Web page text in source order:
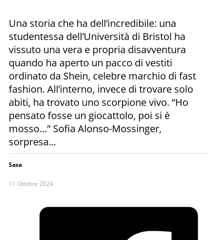
Una storia che ha dell’incredibile: una
studentessa dell’Università di Bristol ha
vissuto una vera e propria disavventura
quando ha aperto un pacco di vestiti
ordinato da Shein, celebre marchio di fast
fashion. All’interno, invece di trovare solo
abiti, ha trovato uno scorpione vivo. “Ho
pensato fosse un giocattolo, poi si è
mosso…” Sofia Alonso-Mossinger,
sorpresa...
Sasa
11 Ottobre 2024